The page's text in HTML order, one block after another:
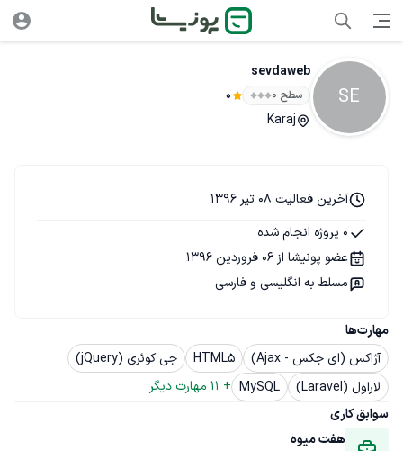
SE
sevdaweb
سطح ۰ 0
Karaj
مهارت‌ها
آژاکس (ای جکس - Ajax)
HTML5
جی کوئری (jQuery)
لاراول (Laravel)
MySQL
+
11 مهارت دیگر
سوابق کاری
هفت میوه
آخرین فعالیت 08 تیر 1396
0 پروژه انجام شده
عضو پونیشا از 06 فروردین 1396
مسلط به انگلیسی و فارسی